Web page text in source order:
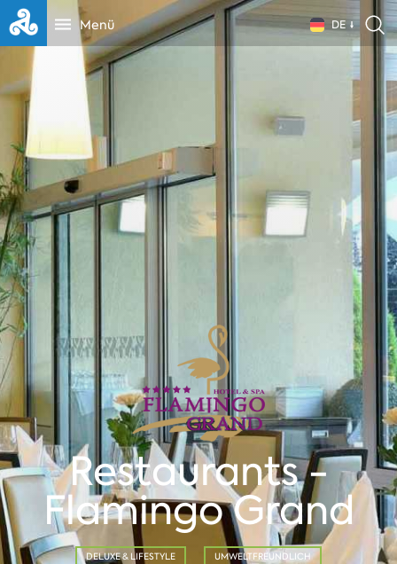
Menü DE
Restaurants -
Flamingo Grand
DELUXE & LIFESTYLE UMWELTFREUNDLICH